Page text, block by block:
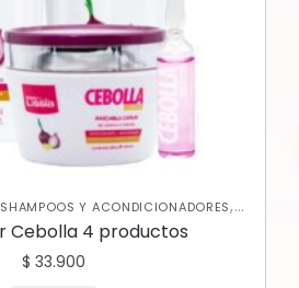
SHAMPOOS Y ACONDICIONADORES,
CAPILARES
Cebolla 4 productos
$ 33.900